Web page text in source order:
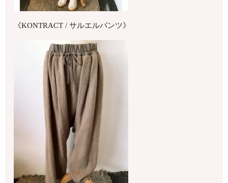
《KONTRACT / サルエルパンツ》